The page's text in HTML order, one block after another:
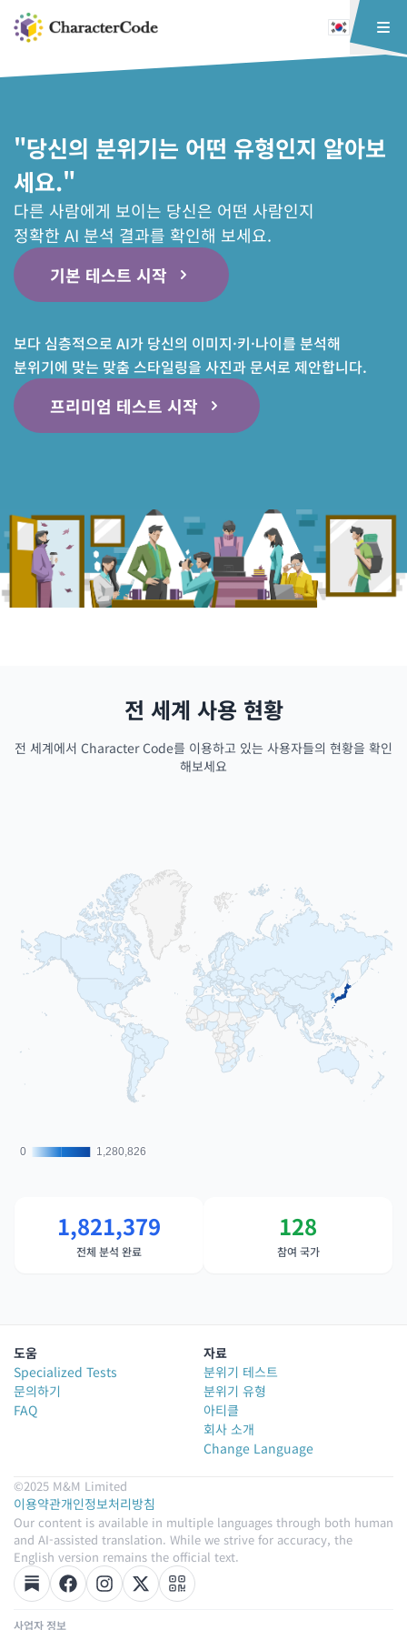
"당신의 분위기는 어떤 유형인지 알아보
세요."
다른 사람에게 보이는 당신은 어떤 사람인지
정확한 AI 분석 결과를 확인해 보세요.
기본 테스트 시작
보다 심층적으로 AI가 당신의 이미지·키·나이를 분석해
분위기에 맞는 맞춤 스타일링을 사진과 문서로 제안합니다.
프리미엄 테스트 시작
전 세계 사용 현황
전 세계에서 Character Code를 이용하고 있는 사용자들의 현황을 확인
해보세요
0
0 1,280,826
1,280,826
1,821,379
전체 분석 완료
128
참여 국가
도움
Specialized Tests
문의하기
FAQ
자료
분위기 테스트
분위기 유형
아티클
회사 소개
Change Language
©2025 M&M Limited
이용약관개인정보처리방침
Our content is available in multiple languages through both human
and AI-assisted translation. While we strive for accuracy, the
English version remains the official text.
사업자 정보